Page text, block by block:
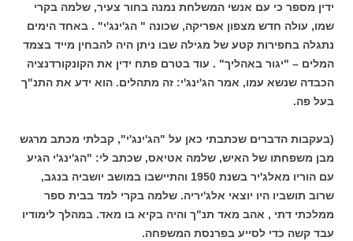
ידין מספר כי עם אנשי המשלחת נמנה בחור צעיר, שלמה בקרי
שמו, עולה חדש מצפון אפריקה, שכונה " הג'ינג'י" . באחד הימים
נתגלה בחפירות קטע של מגילה שבו ניתן היה להבחין מייד בצמד
המלים – "יגור באהליך" . עוד בטרם פתח ידין את הקונקורדנציה
הכבדה שנשא עמו, אמר הג'ינג'י: זה מתהלים. הוא ידע את התנ"ך
בעל פה.
(בעקבות הדברים שכתבתי כאן על "הג'ינג'י", קבלתי מכתב מרגש
מבן משפחתו של האיש, שלמה אטיאס, שכתב לי: "הג'ינג'י הגיע
עם הוריו מאלג'יר בשנת 1950 והתיישבו במושב יושביה בנגב,
שרוב תושביו היו יוצאי אלג'יריה. שלמה בקרי למד בבית ספר
ממלכתי דתי , אהב מאד תנ"ך והיה בקיא בו מאד. במהלך לימודיו
עבד קשה כדי לסייע בפרנסת המשפחה.